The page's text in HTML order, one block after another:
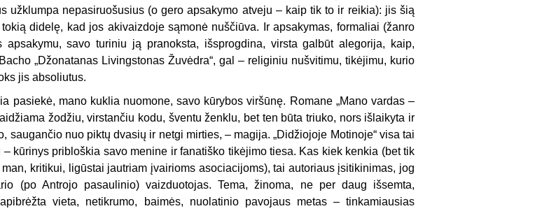
užklumpa nepasiruošusius (o gero apsakymo atveju – kaip tik to ir reikia): jis šią
didelę, kad jos akivaizdoje sąmonė nuščiūva. Ir apsakymas, formaliai (žanro
apsakymu, savo turiniu ją pranoksta, išsprogdina, virsta galbūt alegorija, kaip,
„Džonatanas Livingstonas Žuvėdra“, gal – religiniu nušvitimu, tikėjimu, kurio
jis absoliutus.
pasiekė, mano kuklia nuomone, savo kūrybos viršūnę. Romane „Mano vardas –
žodžiu, virstančiu kodu, šventu ženklu, bet ten būta triuko, nors išlaikyta ir
saugančio nuo piktų dvasių ir netgi mirties, – magija. „Didžiojoje Motinoje“ visa tai
– kūrinys pribloškia savo menine ir fanatiško tikėjimo tiesa. Kas kiek kenkia (bet tik
kritikui, ligūstai jautriam įvairioms asociacijoms), tai autoriaus įsitikinimas, jog
(po Antrojo pasaulinio) vaizduotojas. Tema, žinoma, ne per daug išsemta,
vieta, netikrumo, baimės, nuolatinio pavojaus metas – tinkamiausias